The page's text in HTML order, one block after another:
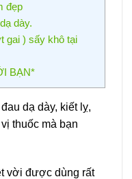
đẹp
dày.
gai ) sấy khô tại
BẠN*
dạ dày, kiết lỵ,
thuốc mà bạn
vời được dùng rất